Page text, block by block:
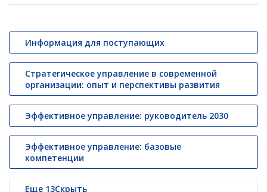
Информация для поступающих
Стратегическое управление в современной
организации: опыт и перспективы развития
Эффективное управление: руководитель 2030
Эффективное управление: базовые
компетенции
Еще 13Скрыть